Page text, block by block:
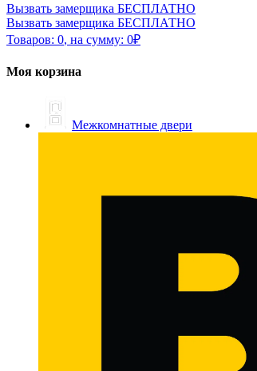
Вызвать замерщика БЕСПЛАТНО
Вызвать замерщика БЕСПЛАТНО
Товаров: 0, на сумму: 0₽
Моя корзина
Межкомнатные двери